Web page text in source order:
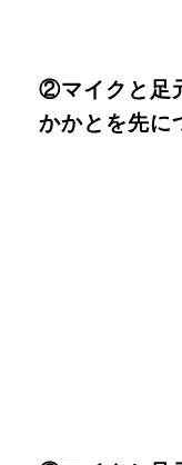
②マイクと足
かかとを先に